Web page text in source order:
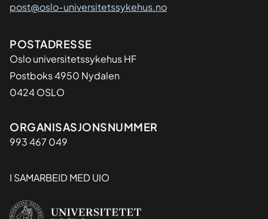
post@oslo-universitetssykehus.no
Adresse
POSTADRESSE
Oslo universitetssykehus HF
Postboks 4950 Nydalen
0424 OSLO
Organisasjon
ORGANISASJONSNUMMER
993 467 049
I SAMARBEID MED UIO